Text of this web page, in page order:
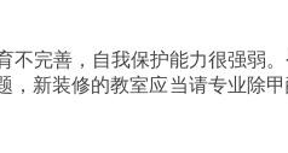
完善，自我保护能力很强弱
新装修的教室应当请专业除